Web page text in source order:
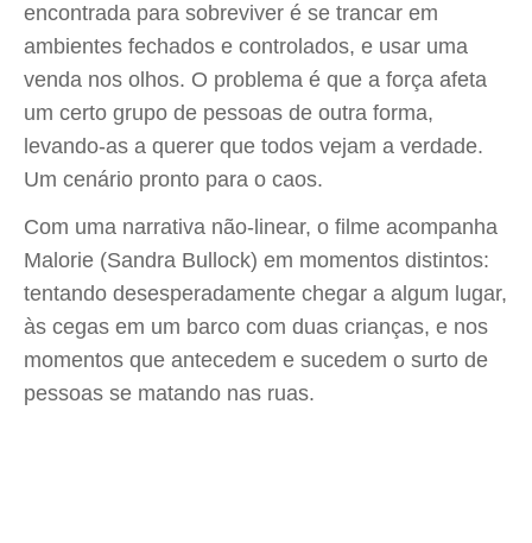
encontrada para sobreviver é se trancar em
ambientes fechados e controlados, e usar uma
venda nos olhos. O problema é que a força afeta
um certo grupo de pessoas de outra forma,
levando-as a querer que todos vejam a verdade.
Um cenário pronto para o caos.
Com uma narrativa não-linear, o filme acompanha
Malorie (Sandra Bullock) em momentos distintos:
tentando desesperadamente chegar a algum lugar,
às cegas em um barco com duas crianças, e nos
momentos que antecedem e sucedem o surto de
pessoas se matando nas ruas.